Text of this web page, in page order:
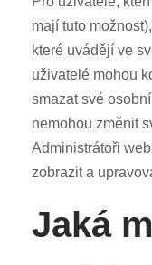
mají tuto
které uvádějí ve
uživatelé mohou
smazat své
nemohou změnit
Administrátoři
zobrazit a
Jaká